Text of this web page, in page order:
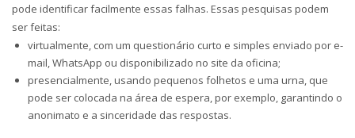
pode identificar facilmente essas falhas. Essas pesquisas podem
ser feitas:
virtualmente, com um questionário curto e simples enviado por e-
mail, WhatsApp ou disponibilizado no site da oficina;
presencialmente, usando pequenos folhetos e uma urna, que
pode ser colocada na área de espera, por exemplo, garantindo o
anonimato e a sinceridade das respostas.